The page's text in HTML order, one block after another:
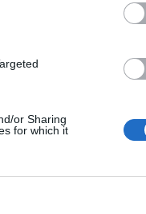
or Sharing
for which it